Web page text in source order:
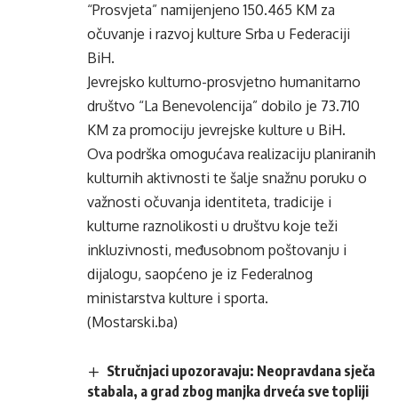
“Prosvjeta” namijenjeno 150.465 KM za
očuvanje i razvoj kulture Srba u Federaciji
BiH.
Jevrejsko kulturno-prosvjetno humanitarno
društvo “La Benevolencija” dobilo je 73.710
KM za promociju jevrejske kulture u BiH.
Ova podrška omogućava realizaciju planiranih
kulturnih aktivnosti te šalje snažnu poruku o
važnosti očuvanja identiteta, tradicije i
kulturne raznolikosti u društvu koje teži
inkluzivnosti, međusobnom poštovanju i
dijalogu, saopćeno je iz Federalnog
ministarstva kulture i sporta.
(Mostarski.ba)
Stručnjaci upozoravaju: Neopravdana sječa
stabala, a grad zbog manjka drveća sve topliji